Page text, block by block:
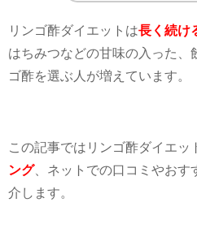
リンゴ酢ダイエットは長く続け
はちみつなどの甘味の入った、
ゴ酢を選ぶ人が増えています。
この記事ではリンゴ酢ダイエッ
ング、ネットでの口コミやおす
介します。